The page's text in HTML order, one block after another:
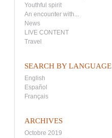
Youthful spirit
An encounter with...
News
LIVE CONTENT
Travel
SEARCH BY LANGUAGE
English
Español
Français
ARCHIVES
Octobre 2019